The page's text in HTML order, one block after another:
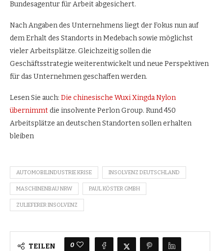
Bundesagentur für Arbeit abgesichert.
Nach Angaben des Unternehmens liegt der Fokus nun auf
dem Erhalt des Standorts in Medebach sowie möglichst
vieler Arbeitsplätze. Gleichzeitig sollen die
Geschäftsstrategie weiterentwickelt und neue Perspektiven
für das Unternehmen geschaffen werden.
Lesen Sie auch: Die chinesische Wuxi Xingda Nylon
übernimmtdie insolvente Perlon Group. Rund 450
Arbeitsplätze an deutschen Standorten sollen erhalten
bleiben
AUTOMOBILINDUSTRIE KRISE INSOLVENZ DEUTSCHLAND
MASCHINENBAU NRW PAUL KÖSTER GMBH
ZULIEFERER INSOLVENZ
TEILEN 0